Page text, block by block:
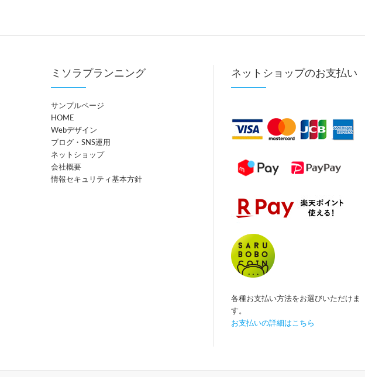
ミソラプランニング
サンプルページ
HOME
Webデザイン
ブログ・SNS運用
ネットショップ
会社概要
情報セキュリティ基本方針
ネットショップのお支払い
各種お支払い方法をお選びいただけま
す。
お支払いの詳細はこちら